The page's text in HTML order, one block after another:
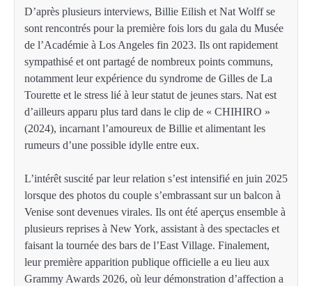
D’après plusieurs interviews, Billie Eilish et Nat Wolff se
sont rencontrés pour la première fois lors du gala du Musée
de l’Académie à Los Angeles fin 2023. Ils ont rapidement
sympathisé et ont partagé de nombreux points communs,
notamment leur expérience du syndrome de Gilles de La
Tourette et le stress lié à leur statut de jeunes stars. Nat est
d’ailleurs apparu plus tard dans le clip de « CHIHIRO »
(2024), incarnant l’amoureux de Billie et alimentant les
rumeurs d’une possible idylle entre eux.
L’intérêt suscité par leur relation s’est intensifié en juin 2025
lorsque des photos du couple s’embrassant sur un balcon à
Venise sont devenues virales. Ils ont été aperçus ensemble à
plusieurs reprises à New York, assistant à des spectacles et
faisant la tournée des bars de l’East Village. Finalement,
leur première apparition publique officielle a eu lieu aux
Grammy Awards 2026, où leur démonstration d’affection a